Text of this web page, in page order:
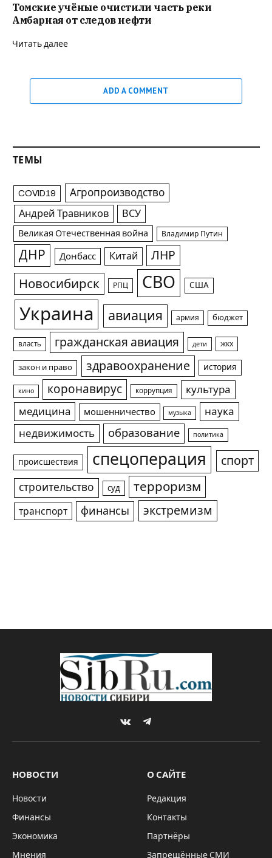
Томские учёные очистили часть реки
Амбарная от следов нефти
Читать далее
ADD A COMMENT
ТЕМЫ
COVID19 Агропроизводство
Андрей Травников ВСУ
Великая Отечественная война Владимир Путин
ДНР Донбасс Китай ЛНР
Новосибирск РПЦ СВО США
Украина авиация армия бюджет
власть гражданская авиация дети жкх
закон и право здравоохранение история
кино коронавирус коррупция
культура
медицина
мошенничество музыка
наука
недвижимость
образование политика
происшествия спецоперация спорт
строительство суд терроризм
транспорт финансы экстремизм
VKontakteTelegram
НОВОСТИ
Новости
Финансы
Экономика
Мнения
О САЙТЕ
Редакция
Контакты
Партнёры
Запрещённые СМИ